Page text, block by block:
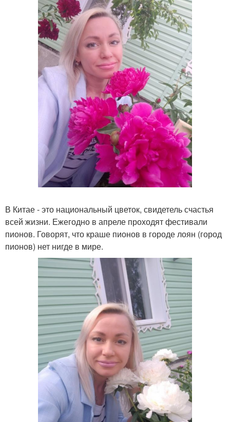
В Китае - это национальный цветок, свидетель счастья
всей жизни. Ежегодно в апреле проходят фестивали
пионов. Говорят, что краше пионов в городе лоян (город
пионов) нет нигде в мире.